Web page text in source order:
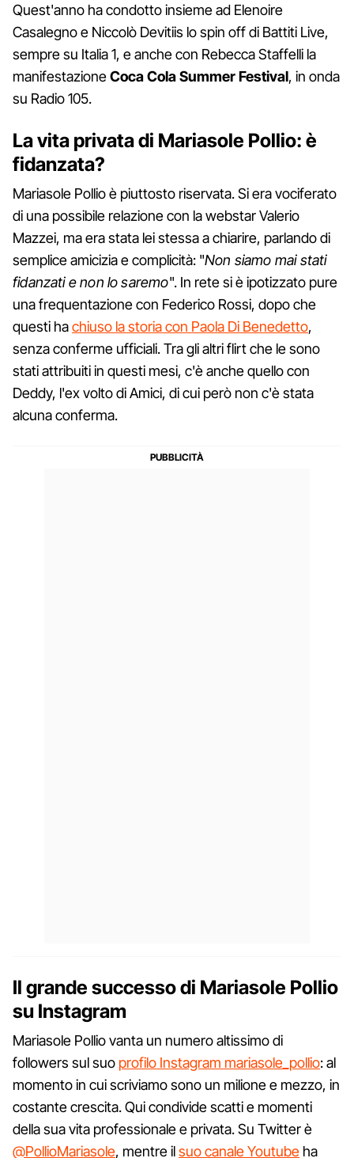
Quest'anno ha condotto insieme ad Elenoire
Casalegno e Niccolò Devitiis lo spin off di Battiti Live,
sempre su Italia 1, e anche con Rebecca Staffelli la
manifestazioneCoca Cola Summer Festival, in onda
su Radio 105.
La vita privata di Mariasole Pollio: è
fidanzata?
Mariasole Pollio è piuttosto riservata. Si era vociferato
di una possibile relazione con la webstar Valerio
Mazzei, ma era stata lei stessa a chiarire, parlando di
semplice amicizia e complicità: "Non siamo mai stati
fidanzati e non lo saremo". In rete si è ipotizzato pure
una frequentazione con Federico Rossi, dopo che
questi hachiuso la storia con Paola Di Benedetto,
senza conferme ufficiali. Tra gli altri flirt che le sono
stati attribuiti in questi mesi, c'è anche quello con
Deddy, l'ex volto di Amici, di cui però non c'è stata
alcuna conferma.
Il grande successo di Mariasole Pollio
su Instagram
Mariasole Pollio vanta un numero altissimo di
followers sul suo profilo Instagram mariasole_pollio: al
momento in cui scriviamo sono un milione e mezzo, in
costante crescita. Qui condivide scatti e momenti
della sua vita professionale e privata. Su Twitter è
@PollioMariasole, mentre ilsuo canale Youtube ha